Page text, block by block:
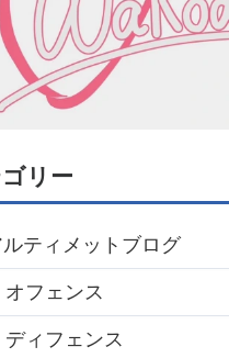
リー
ルティメットブログ
オフェンス
ディフェンス